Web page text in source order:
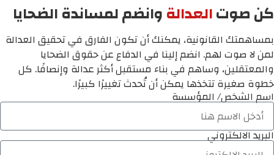
كن صوتالعدالةوانضم لمساندة الضحايا
بمساهمتك القانونية، يمكنك أن تكون الفارق في تحقيق العدالة
لمن لا صوت لهم. انضم إلينا في الدفاع عن حقوق الضحايا
والمعتقلين، وساهم في بناء مستقبل أكثر عدالة وإنصافًا. كل
خطوة صغيرة تتخذها يمكن أن تُحدث تغييرًا كبيرًا.
اسم الشخص/ المؤسسة
البريد الالكتروني